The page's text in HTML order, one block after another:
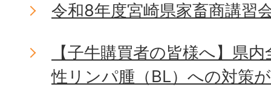
令和8年度宮崎県家畜商講習
【子牛購買者の皆様へ】県
性リンパ腫（BL）への対策